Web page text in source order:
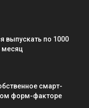
выпускать по 1000
месяц
смарт-
форм-факторе